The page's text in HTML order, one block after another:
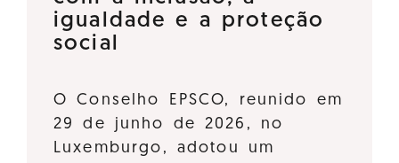
igualdade e a proteção
social
O Conselho EPSCO, reunido em
29 de junho de 2026, no
Luxemburgo, adotou um